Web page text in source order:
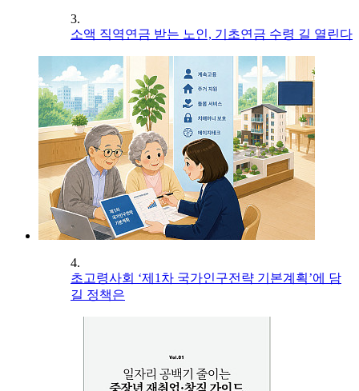
3.
소액 직역연금 받는 노인, 기초연금 수령 길 열린다
4.
초고령사회 ‘제1차 국가인구전략 기본계획’에 담
길 정책은